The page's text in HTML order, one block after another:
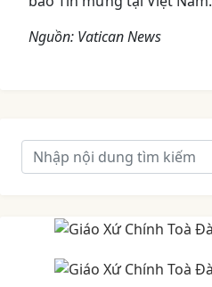
Nguồn: Vatican News